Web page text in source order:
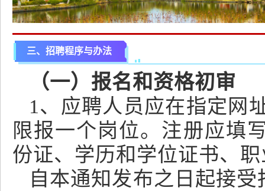
三、招聘程序与办法
（一）报名和资格初审
1、应聘人员应在指定网
限报一个岗位。注册应填
份证、学历和学位证书、
自本通知发布之日起接